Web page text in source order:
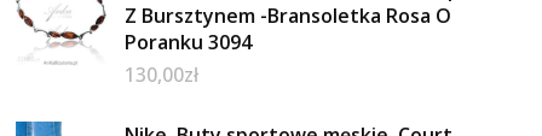
Z Bursztynem -Bransoletka Rosa O
Poranku 3094
130,00zł